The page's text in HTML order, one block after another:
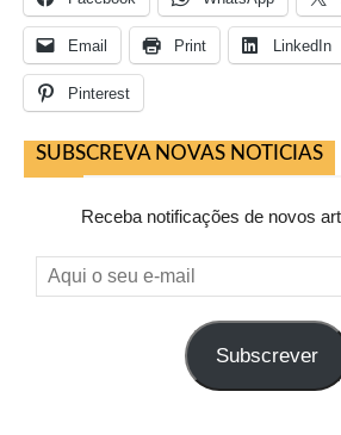
Email Print LinkedIn
Pinterest
SUBSCREVA NOVAS NOTICIAS
Receba notificações de novos
Aqui
o
Subscrever